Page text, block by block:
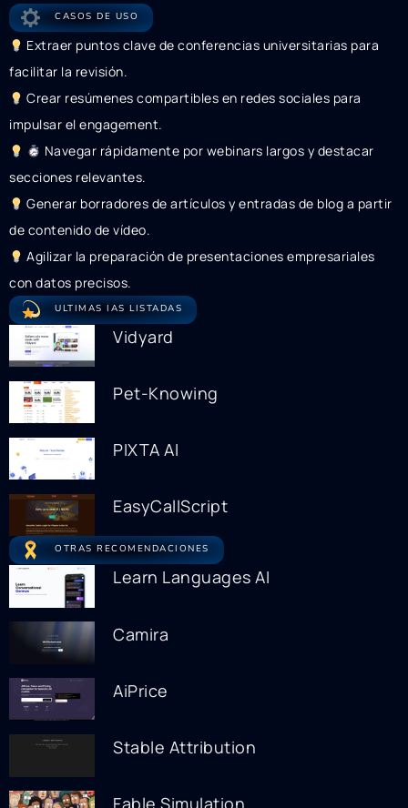
CASOS DE USO
Extraer puntos clave de conferencias universitarias para
facilitar la revisión.
Crear resúmenes compartibles en redes sociales para
impulsar el engagement.
Navegar rápidamente por webinars largos y destacar
secciones relevantes.
Generar borradores de artículos y entradas de blog a partir
de contenido de vídeo.
Agilizar la preparación de presentaciones empresariales
con datos precisos.
ULTIMAS IAS LISTADAS
Vidyard
Pet-Knowing
PIXTA AI
EasyCallScript
OTRAS RECOMENDACIONES
Learn Languages AI
Camira
AiPrice
Stable Attribution
Fable Simulation